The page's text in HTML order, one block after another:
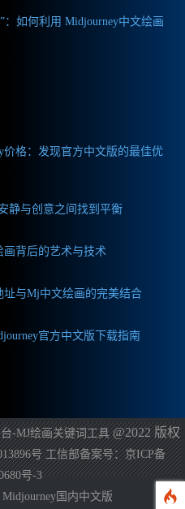
：如何利用 Midjourney中文绘画
价格：发现官方中文版的最佳优
静与创意之间找到平衡
画背后的艺术与技术
址与Mj中文绘画的完美结合
官方中文版下载指南
-MJ绘画关键词工具@2022 版权
号 工信部备案号：京ICP备
号-3
Midjourney国内中文版